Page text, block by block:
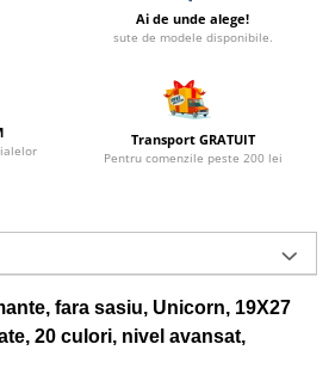
Ai de unde alege!
sute de modele disponibile.
Transport GRATUIT
Pentru comenzile peste 200 lei
fara sasiu, Unicorn, 19X27
20 culori, nivel avansat,